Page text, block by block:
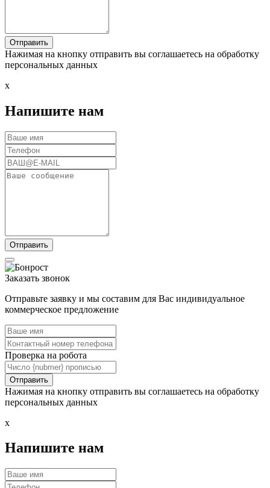
Нажимая на кнопку отправить вы соглашаетесь на обработку
персональных данных
x
Напишите нам
Заказать звонок
Отправьте заявку и мы составим для Вас индивидуальное
коммерческое предложение
Проверка на робота
Нажимая на кнопку отправить вы соглашаетесь на обработку
персональных данных
x
Напишите нам